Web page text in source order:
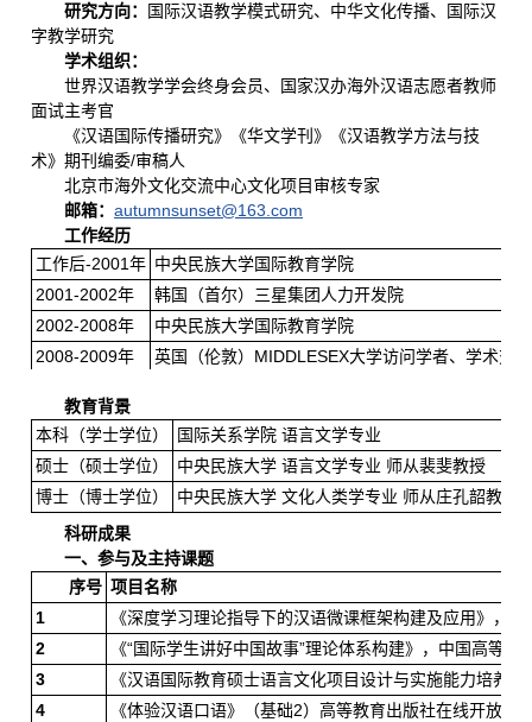
研究方向：
国际汉语教学模式研究、中华文化传播、国际汉
字教学研究
学术组织：
世界汉语教学学会终身会员、国家汉办海外汉语志愿者教师
面试主考官
《汉语国际传播研究》《华文学刊》《汉语教学方法与技
术》期刊编委/审稿人
北京市海外文化交流中心文化项目审核专家
邮箱：autumnsunset@163.com
工作经历
工作后-2001年 中央民族大学国际教育学院
2001-2002年
韩国（首尔）三星集团人力开发院
2002-2008年
中央民族大学国际教育学院
2008-2009年
英国（伦敦）MIDDLESEX大学访问学者、学术交流
教育背景
本科（学士学位）
国际关系学院 语言文学专业
硕士（硕士学位）
中央民族大学 语言文学专业 师从裴斐教授
博士（博士学位）
中央民族大学 文化人类学专业 师从庄孔韶教授
科研成果
一、参与及主持课题
序号 项目名称
1
《深度学习理论指导下的汉语微课框架构建及应用》，
2
《“国际学生讲好中国故事”理论体系构建》，中国高等
3
《汉语国际教育硕士语言文化项目设计与实施能力培养
4
《体验汉语口语》（基础2）高等教育出版社在线开放课